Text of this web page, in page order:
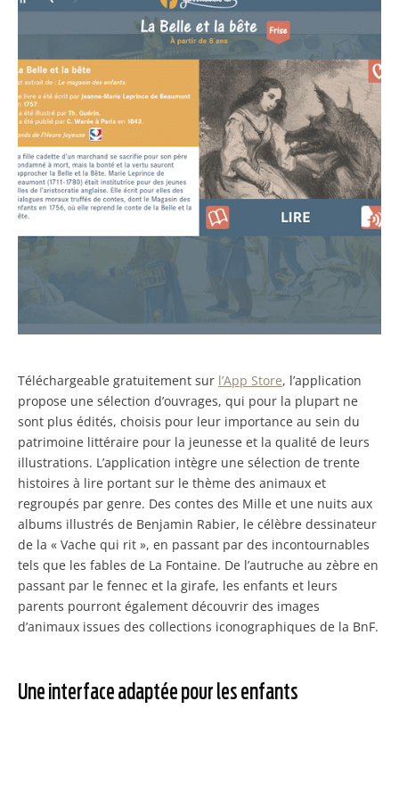
Téléchargeable gratuitement sur l’App Store, l’application
propose une sélection d’ouvrages, qui pour la plupart ne
sont plus édités, choisis pour leur importance au sein du
patrimoine littéraire pour la jeunesse et la qualité de leurs
illustrations. L’application intègre une sélection de trente
histoires à lire portant sur le thème des animaux et
regroupés par genre. Des contes des Mille et une nuits aux
albums illustrés de Benjamin Rabier, le célèbre dessinateur
de la « Vache qui rit », en passant par des incontournables
tels que les fables de La Fontaine. De l’autruche au zèbre en
passant par le fennec et la girafe, les enfants et leurs
parents pourront également découvrir des images
d’animaux issues des collections iconographiques de la BnF.
Une interface adaptée pour les enfants